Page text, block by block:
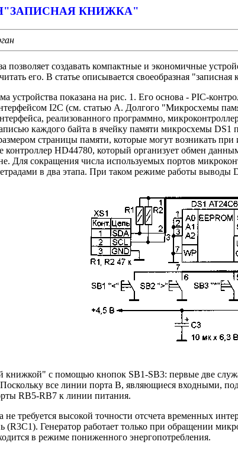
КНИЖКА"
позволяет создавать компактные и экономичные
его. В статье описывается своеобразная
устройства показана на рис. 1. Его основа - PIC-
I2С (см. статью А. Долгого "Микросхемы
реализованного программно,
каждого байта в ячейку памяти микросхемы DS1
страницы памяти, которые могут возникать
контроллер HD44780, который организует обмен
Для сокращения числа используемых портов
в два этапа. При таком режиме работы выводы
книжкой" с помощью кнопок SB1-SB3: первые две
все линии порта В, являющиеся входными,
RB5-RB7 к линии питания.
не требуется высокой точности отсчета временных
(R3C1). Генератор работает только при обращении
в режиме пониженного энергопотребления.